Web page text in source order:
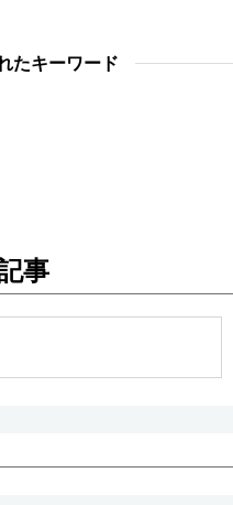
たキーワード
事